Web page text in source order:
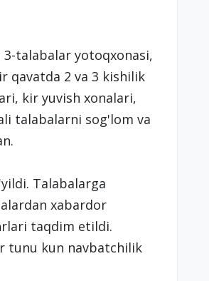
talabalar yotoqxonasi,
qavatda 2 va 3 kishilik
kir yuvish xonalari,
talabalarni sog'lom va
Talabalarga
xabardor
taqdim etildi.
tunu kun navbatchilik